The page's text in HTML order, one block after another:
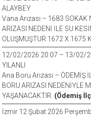
ALAYBEY
Vana Arızası – 1683 SOKAK
ARIZASI NEDENİ İLE SU
OLUŞMUŞTUR.1672 X 1675
12/02/2026 20:07 – 13/02/
YILANLI
Ana Boru Arızası – ÖDEMİŞ
BORU ARIZASI NEDENİYLE
YAŞANACAKTIR. (Ödemiş
İzmir 12 Şubat 2026